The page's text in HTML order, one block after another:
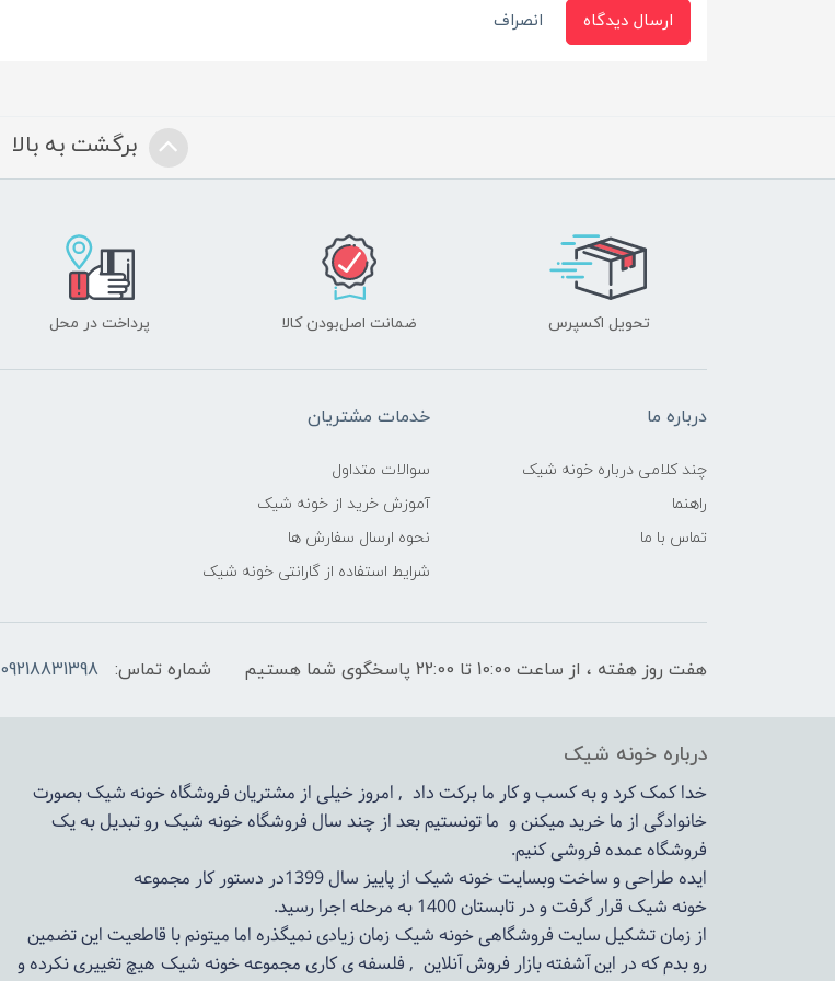
ارسال دیدگاه انصراف
برگشت به بالا
تحویل اکسپرس ضمانت اصل‌بودن کالا پرداخت در محل
درباره ما
چند کلامی درباره خونه شیک
راهنما
تماس با ما
خدمات مشتریان
سوالات متداول
آموزش خرید از خونه شیک
نحوه ارسال سفارش ها
شرایط استفاده از گارانتی خونه شیک
هفت روز هفته ، از ساعت 10:00 تا 22:00 پاسخگوی شما هستیم شماره تماس: 09218831398
درباره خونه شیک
خدا کمک کرد و به کسب و کار ما برکت داد , امروز خیلی از مشتریان فروشگاه خونه شیک بصورت
خانوادگی از ما خرید میکنن و ما تونستیم بعد از چند سال فروشگاهخونه شیکرو تبدیل به یک
فروشگاه عمده فروشی کنیم.
ایده طراحی و ساخت وبسایت خونه شیک از پاییز سال 1399در دستور کار مجموعه
خونه شیک قرار گرفت و در تابستان 1400 به مرحله اجرا رسید.
از زمان تشکیل سایت فروشگاهیخونه شیکزمان زیادی نمیگذره اما میتونم با قاطعیت این تضمین
رو بدم که در این آشفته بازار فروش آنلاین , فلسفه ی کاری مجموعهخونه شیک هیچ تغییری نکرده و